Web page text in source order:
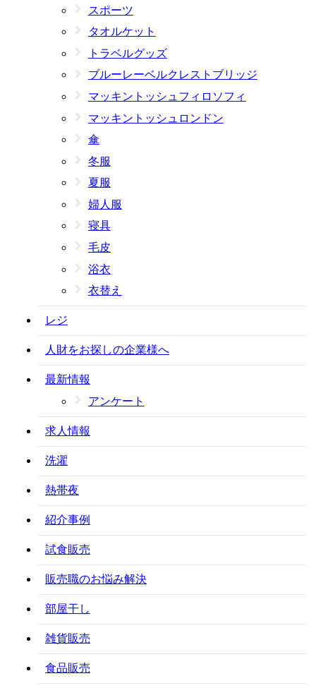
スポーツ
タオルケット
トラベルグッズ
ブルーレーベルクレストブリッジ
マッキントッシュフィロソフィ
マッキントッシュロンドン
傘
冬服
夏服
婦人服
寝具
毛皮
浴衣
衣替え
レジ
人財をお探しの企業様へ
最新情報
アンケート
求人情報
洗濯
熱帯夜
紹介事例
試食販売
販売職のお悩み解決
部屋干し
雑貨販売
食品販売